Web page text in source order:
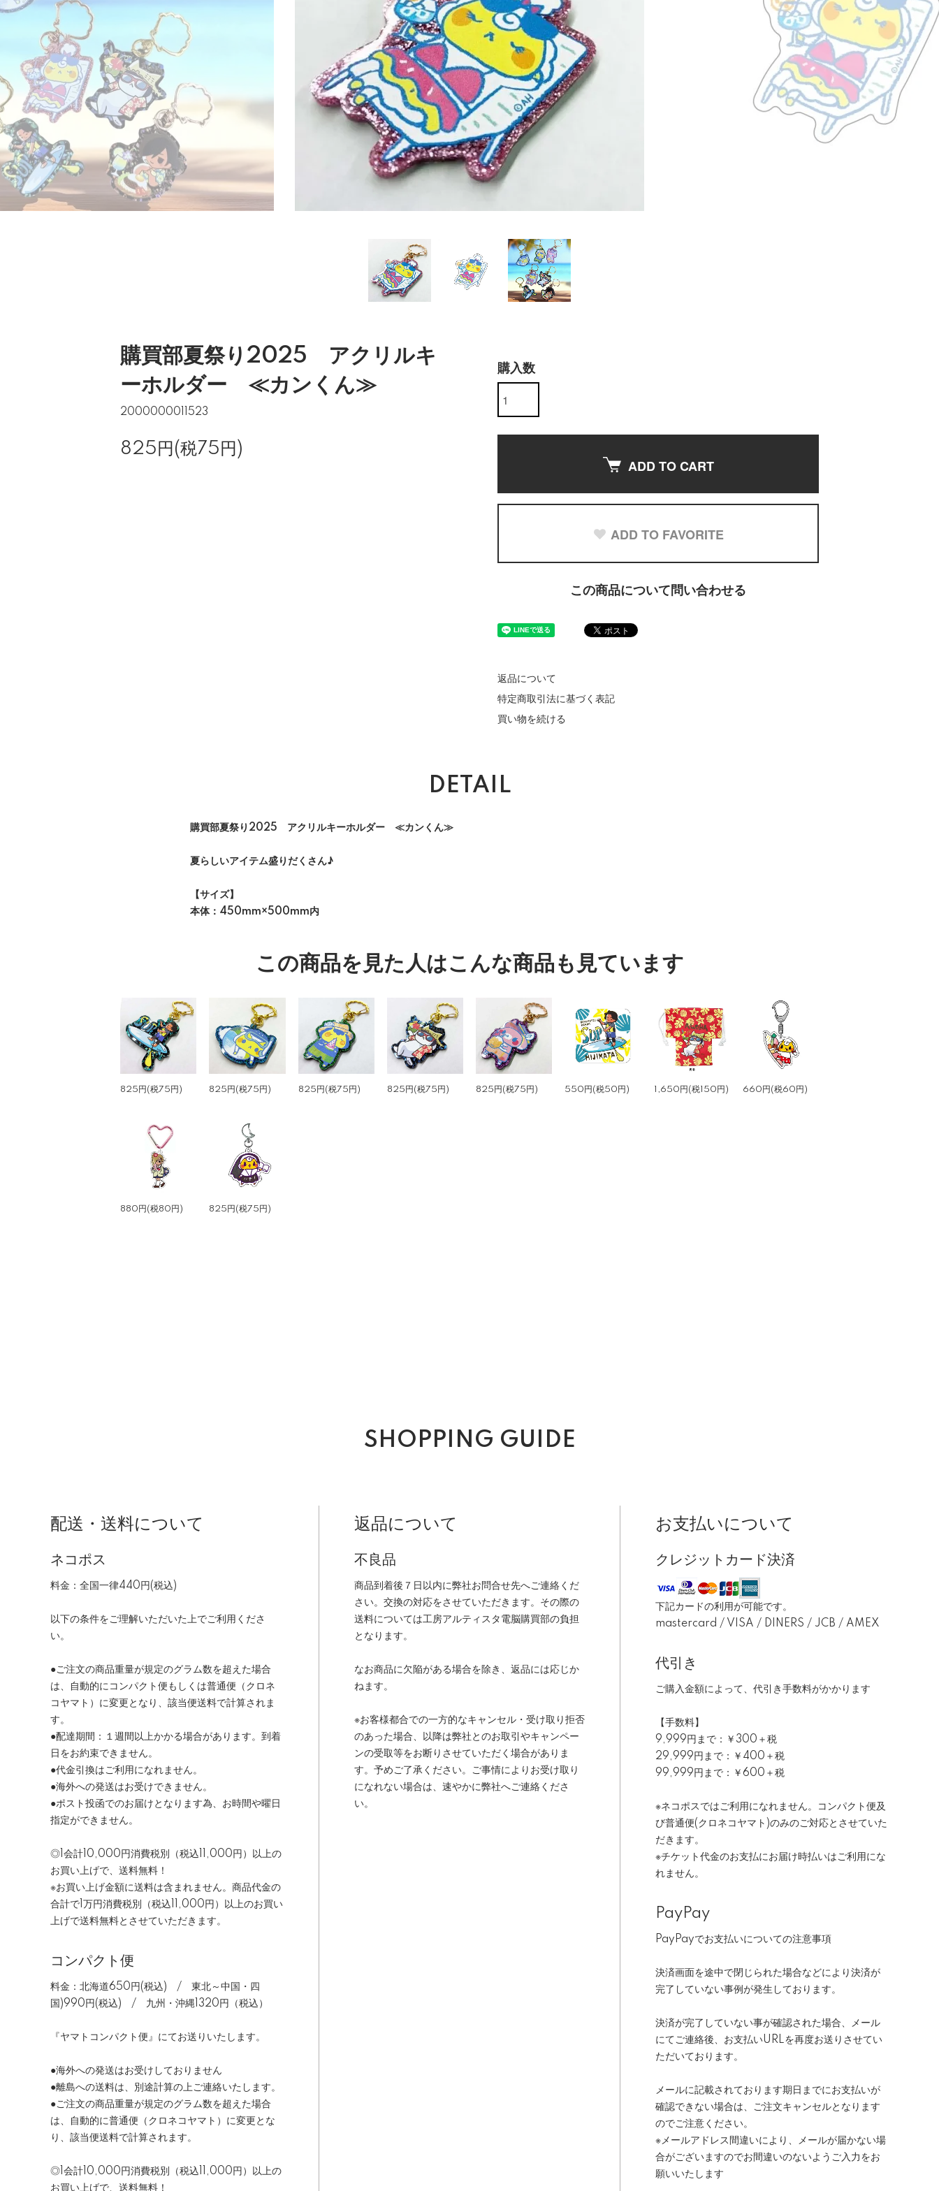
購買部夏祭り2025 アクリルキ
ーホルダー ≪カンくん≫
2000000011523
825円(税75円)
購入数
ADD TO CART
ADD TO FAVORITE
この商品について問い合わせる
返品について
特定商取引法に基づく表記
買い物を続ける
DETAIL
購買部夏祭り2025 アクリルキーホルダー ≪カンくん≫
夏らしいアイテム盛りだくさん♪
【サイズ】
本体：450mm×500mm内
この商品を見た人はこんな商品も見ています
825円(税75円) 825円(税75円) 825円(税75円) 825円(税75円) 825円(税75円) 550円(税50円) 1,650円(税150円) 660円(税60円)
880円(税80円) 825円(税75円)
SHOPPING GUIDE
配送・送料について
ネコポス
料金：全国一律440円(税込)
以下の条件をご理解いただいた上でご利用くださ
い。
●ご注文の商品重量が規定のグラム数を超えた場合
は、自動的にコンパクト便もしくは普通便（クロネ
コヤマト）に変更となり、該当便送料で計算されま
す。
●配達期間：１週間以上かかる場合があります。到着
日をお約束できません。
●代金引換はご利用になれません。
●海外への発送はお受けできません。
●ポスト投函でのお届けとなります為、お時間や曜日
指定ができません。
◎1会計10,000円消費税別（税込11,000円）以上の
お買い上げで、送料無料！
※お買い上げ金額に送料は含まれません。商品代金の
合計で1万円消費税別（税込11,000円）以上のお買い
上げで送料無料とさせていただきます。
コンパクト便
料金：北海道650円(税込) / 東北～中国・四
国)990円(税込) / 九州・沖縄1320円（税込）
『ヤマトコンパクト便』にてお送りいたします。
●海外への発送はお受けしておりません
●離島への送料は、別途計算の上ご連絡いたします。
●ご注文の商品重量が規定のグラム数を超えた場合
は、自動的に普通便（クロネコヤマト）に変更とな
り、該当便送料で計算されます。
◎1会計10,000円消費税別（税込11,000円）以上の
お買い上げで、送料無料！
返品について
不良品
商品到着後７日以内に弊社お問合せ先へご連絡くだ
さい。交換の対応をさせていただきます。その際の
送料については工房アルティスタ電脳購買部の負担
となります。
なお商品に欠陥がある場合を除き、返品には応じか
ねます。
※お客様都合での一方的なキャンセル・受け取り拒否
のあった場合、以降は弊社とのお取引やキャンペー
ンの受取等をお断りさせていただく場合がありま
す。予めご了承ください。ご事情によりお受け取り
になれない場合は、速やかに弊社へご連絡くださ
い。
お支払いについて
クレジットカード決済
下記カードの利用が可能です。
mastercard / VISA / DINERS / JCB / AMEX
代引き
ご購入金額によって、代引き手数料がかかります
【手数料】
9,999円まで：￥300＋税
29,999円まで：￥400＋税
99,999円まで：￥600＋税
※ネコポスではご利用になれません。コンパクト便及
び普通便(クロネコヤマト)のみのご対応とさせていた
だきます。
※チケット代金のお支払にお届け時払いはご利用にな
れません。
PayPay
PayPayでお支払いについての注意事項
決済画面を途中で閉じられた場合などにより決済が
完了していない事例が発生しております。
決済が完了していない事が確認された場合、メール
にてご連絡後、お支払いURLを再度お送りさせてい
ただいております。
メールに記載されております期日までにお支払いが
確認できない場合は、ご注文キャンセルとなります
のでご注意ください。
※メールアドレス間違いにより、メールが届かない場
合がございますのでお間違いのないようご入力をお
願いいたします